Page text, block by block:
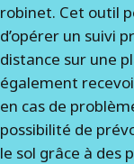
robinet. Cet outil
d’opérer un suivi
distance sur une
également
en cas de
possibilité de
le sol grâce à des